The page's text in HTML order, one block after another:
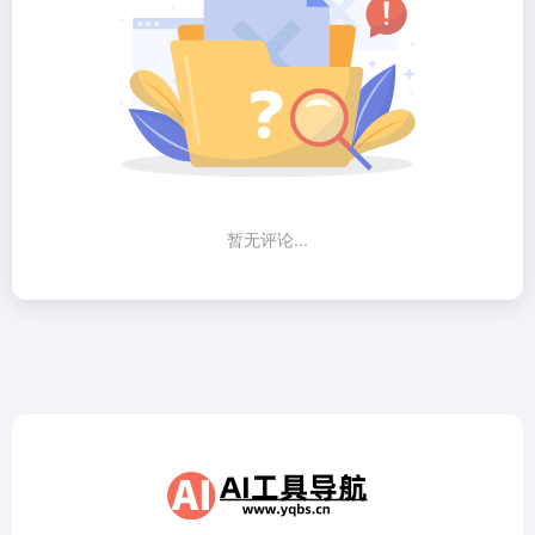
暂无评论...